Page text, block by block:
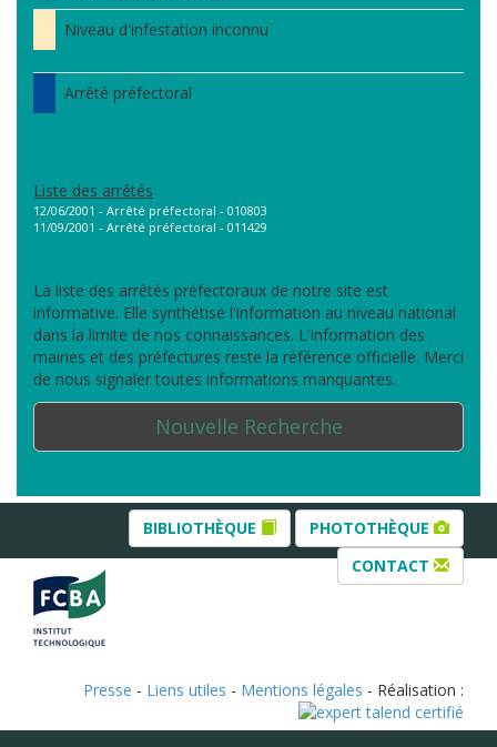
Niveau d'infestation inconnu
Arrêté préfectoral
Liste des arrêtés
12/06/2001 - Arrêté préfectoral - 010803
11/09/2001 - Arrêté préfectoral - 011429
La liste des arrêtés préfectoraux de notre site est
informative. Elle synthétise l'information au niveau national
dans la limite de nos connaissances. L'information des
mairies et des préfectures reste la référence officielle. Merci
de nous signaler toutes informations manquantes.
Nouvelle Recherche
BIBLIOTHÈQUE
PHOTOTHÈQUE
CONTACT
Presse - Liens utiles - Mentions légales - Réalisation :